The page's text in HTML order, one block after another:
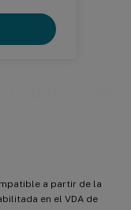
a partir de la
en el VDA de